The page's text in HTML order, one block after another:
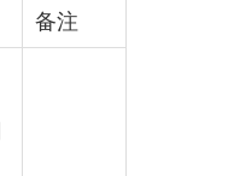
备注